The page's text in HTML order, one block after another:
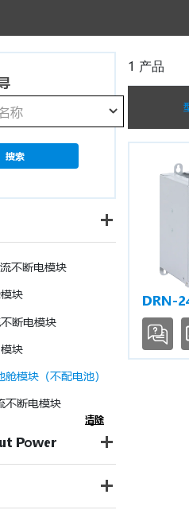
称
搜索
不断电模块
块
断电模块
块
模块（不配电池）
不断电模块
清除
Power
1 产品
DRN-